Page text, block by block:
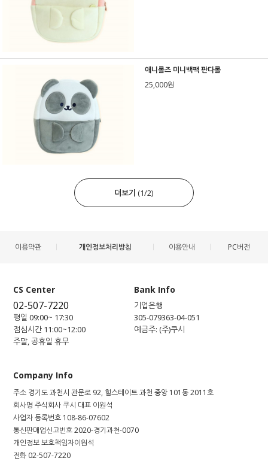
애니롤즈 미니백팩 판다롤
25,000원
더보기 (1/2)
이용약관 개인정보처리방침 이용안내 PC버전
CS Center
02-507-7220
평일 09:00~ 17:30
점심시간 11:00~12:00
주말, 공휴일 휴무
Bank Info
기업은행
305-079363-04-051
예금주: (주)쿠시
Company Info
주소 경기도 과천시 관문로 92, 힐스테이트 과천 중앙 101동 2011호
회사명 주식회사 쿠시 대표 이원석
사업자 등록번호 108-86-07602
통신판매업신고번호2020-경기과천-0070
개인정보 보호책임자이원석
전화 02-507-7220